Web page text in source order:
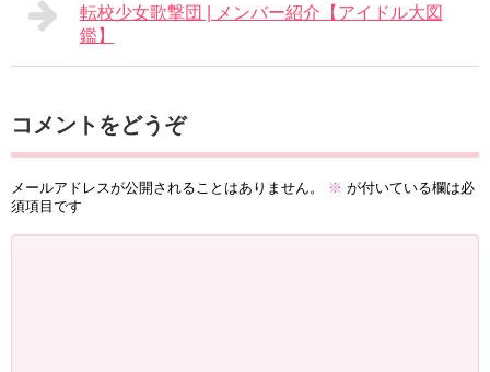
転校少女歌撃団 | メンバー紹介【アイドル大図
鑑】
コメントをどうぞ
メールアドレスが公開されることはありません。 ※ が付いている欄は必
須項目です